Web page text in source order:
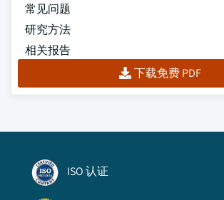
常见问题
研究方法
相关报告
下载免费 PDF
ISO 认证